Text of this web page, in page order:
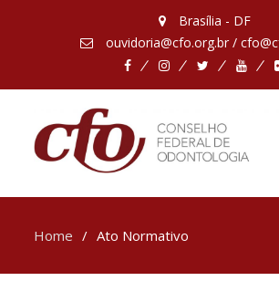
Brasília - DF
ouvidoria@cfo.org.br /
FacebookInstagramTwitter
Home Ato Normativo